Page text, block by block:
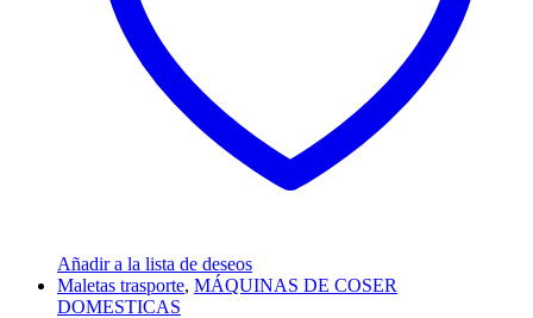
Añadir a la lista de deseos
Maletas trasporte, MÁQUINAS DE COSER
DOMESTICAS